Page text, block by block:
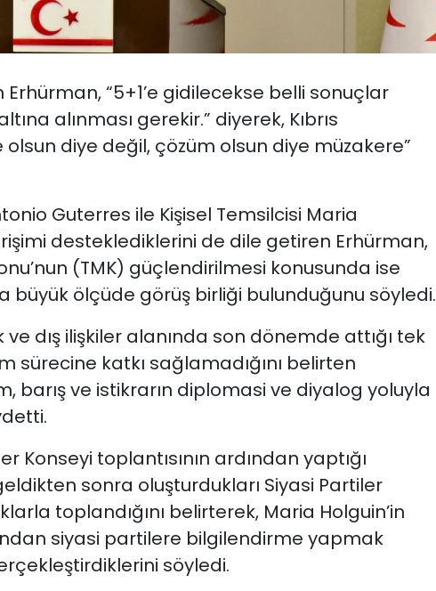
“5+1’e gidilecekse belli sonuçlar
alınması gerekir.” diyerek, Kıbrıs
diye değil, çözüm olsun diye müzakere”
Guterres ile Kişisel Temsilcisi Maria
desteklediklerini de dile getiren Erhürman,
(TMK) güçlendirilmesi konusunda ise
büyük ölçüde görüş birliği bulunduğunu söyledi.
ve dış ilişkiler alanında son dönemde attığı tek
sürecine katkı sağlamadığını belirten
barış ve istikrarın diplomasi ve diyalog yoluyla
Konseyi toplantısının ardından yaptığı
sonra oluşturdukları Siyasi Partiler
toplandığını belirterek, Maria Holguin’in
siyasi partilere bilgilendirme yapmak
söyledi.